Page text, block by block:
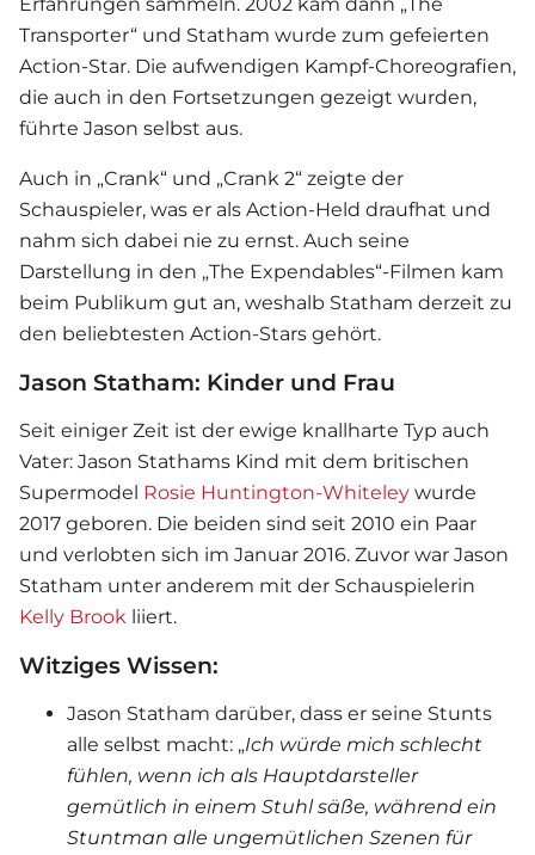
Transporter“ und Statham wurde zum gefeierten
Action-Star. Die aufwendigen Kampf-Choreografien,
die auch in den Fortsetzungen gezeigt wurden,
führte Jason selbst aus.
Auch in „Crank“ und „Crank 2“ zeigte der
Schauspieler, was er als Action-Held draufhat und
nahm sich dabei nie zu ernst. Auch seine
Darstellung in den „The Expendables“-Filmen kam
beim Publikum gut an, weshalb Statham derzeit zu
den beliebtesten Action-Stars gehört.
Jason Statham: Kinder und Frau
Seit einiger Zeit ist der ewige knallharte Typ auch
Vater: Jason Stathams Kind mit dem britischen
Supermodel Rosie Huntington-Whiteley wurde
2017 geboren. Die beiden sind seit 2010 ein Paar
und verlobten sich im Januar 2016. Zuvor war Jason
Statham unter anderem mit der Schauspielerin
Kelly Brook liiert.
Witziges Wissen:
Jason Statham darüber, dass er seine Stunts
alle selbst macht: „Ich würde mich schlecht
fühlen, wenn ich als Hauptdarsteller
gemütlich in einem Stuhl säße, während ein
Stuntman alle ungemütlichen Szenen für